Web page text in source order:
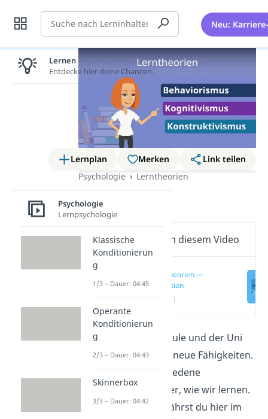
Suche Neu:
Lernplan Merken
Link teilen
Psychologie
Lerntheorien
Lerntheorien
Wichtige Inhalte in diesem Video
Lerntheorien —
Definition
(00:17)
Auch abseits der Schule und der Uni
erlernen wir ständig neue Fähigkeiten.
Dabei gibt es verschiedene
Lerntheorien
darüber, wie wir lernen.
Welche das sind, erfährst du hier im
Lernen lohnt sich!
Entdecke hier deine Chancen.
Psychologie
Lernpsychologie
Klassische
Konditionierun
g
1/3 – Dauer: 04:45
Operante
Konditionierun
g
2/3 – Dauer: 04:43
Skinnerbox
3/3 – Dauer: 04:42